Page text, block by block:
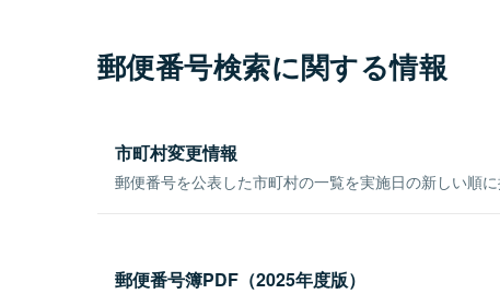
郵便番号検索に関する情報
市町村変更情報
郵便番号を公表した市町村の一覧を実施日の新しい順に
郵便番号簿PDF（2025年度版）